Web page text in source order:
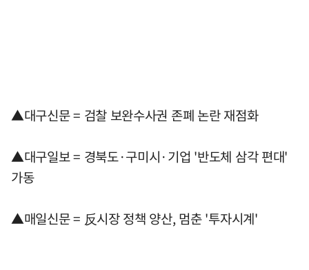
▲대구신문 = 검찰 보완수사권 존폐 논란 재점화
▲대구일보 = 경북도·구미시·기업 '반도체 삼각 편대'
가동
▲매일신문 = 反시장 정책 양산, 멈춘 '투자시계'